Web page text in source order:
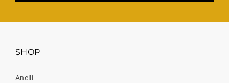
SHOP
Anelli